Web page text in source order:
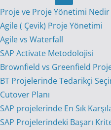
Proje ve Proje Yönetimi Nedir
Agile ( Çevik) Proje Yönetimi
Agile vs Waterfall
SAP Activate Metodolojisi
Brownfield vs Greenfield
BT Projelerinde Tedarikçi
Cutover Planı
SAP projelerinde En Sık
SAP Projelerindeki Başarı